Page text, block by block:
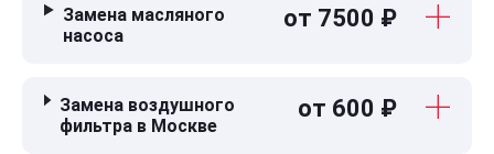
Замена масляного
насоса
от 7500 ₽
Замена воздушного
фильтра в Москве
от 600 ₽